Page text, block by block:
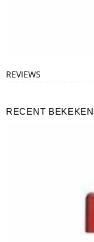
REVIEWS
RECENT BEKEKEN